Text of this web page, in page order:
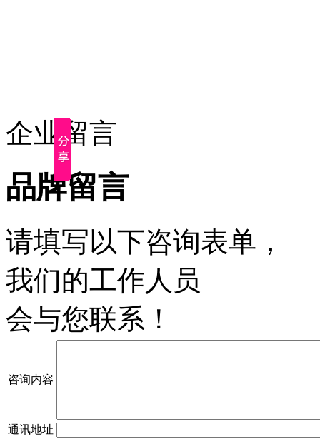
企业留言
品牌留言
请填写以下咨询表单，
我们的工作人员
会与您联系！
咨询内容
通讯地址